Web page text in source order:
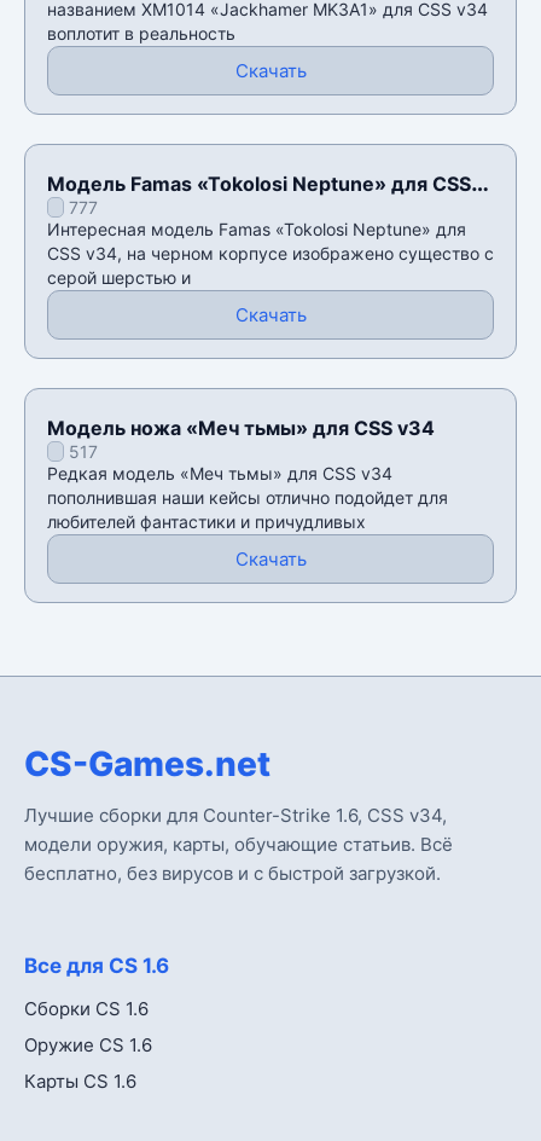
названием XM1014 «Jackhamer MK3A1» для CSS v34
воплотит в реальность
Скачать
Модель Famas «Tokolosi Neptune» для CSS
v34777
Интересная модель Famas «Tokolosi Neptune» для
CSS v34, на черном корпусе изображено существо с
серой шерстью и
Скачать
Модель ножа «Меч тьмы» для CSS v34
517
Редкая модель «Меч тьмы» для CSS v34
пополнившая наши кейсы отлично подойдет для
любителей фантастики и причудливых
Скачать
CS-Games.net
Лучшие сборки для Counter-Strike 1.6, CSS v34,
модели оружия, карты, обучающие статьив. Всё
бесплатно, без вирусов и с быстрой загрузкой.
Все для CS 1.6
Сборки CS 1.6
Оружие CS 1.6
Карты CS 1.6